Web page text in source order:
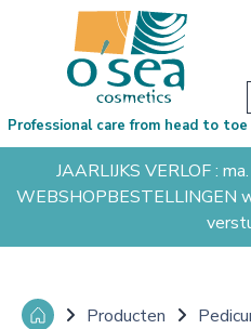
Professional care from head to toe
JAARLIJKS VERLOF :
WEBSHOPBESTELLINGEN
Producten